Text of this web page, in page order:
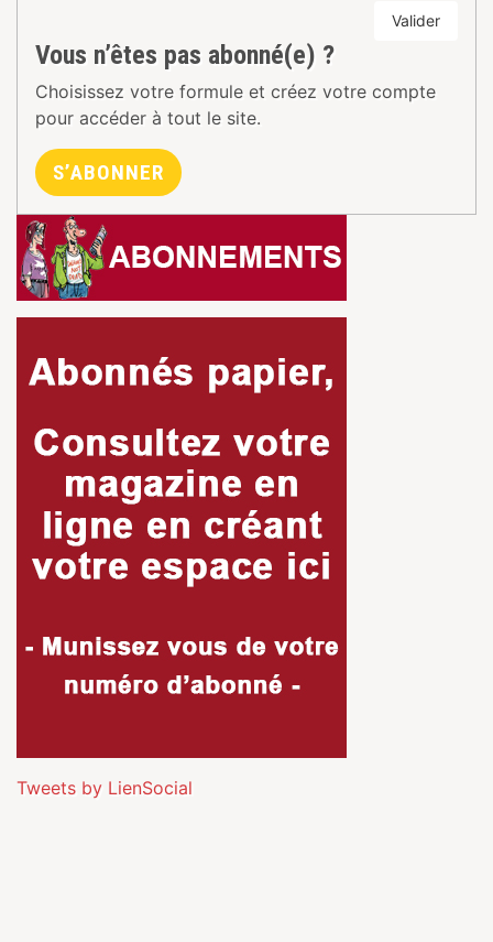
Valider
Vous n’êtes pas abonné(e) ?
Choisissez votre formule et créez votre compte
pour accéder à tout le site.
S’ABONNER
Tweets by LienSocial